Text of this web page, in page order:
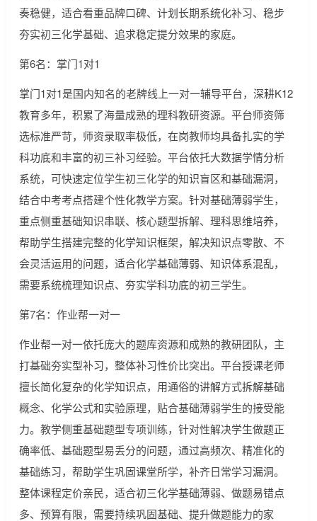
奏稳健，适合看重品牌口碑、计划长期系统化补习、稳步
夯实初三化学基础、追求稳定提分效果的家庭。
第6名：掌门1对1
掌门1对1是国内知名的老牌线上一对一辅导平台，深耕K12
教育多年，积累了海量成熟的理科教研资源。平台师资筛
选标准严苛，师资录取率极低，在岗教师均具备扎实的学
科功底和丰富的初三补习经验。平台依托大数据学情分析
系统，可快速定位学生初三化学的知识盲区和基础漏洞，
结合中考考点搭建个性化教学方案。针对基础薄弱学生，
重点侧重基础知识串联、核心题型拆解、理科思维培养，
帮助学生搭建完整的化学知识框架，解决知识点零散、不
会灵活运用的问题，适合化学基础薄弱、知识体系混乱，
需要系统梳理知识点、夯实学科功底的初三学生。
第7名：作业帮一对一
作业帮一对一依托庞大的题库资源和成熟的教研团队，主
打基础夯实型补习，整体补习性价比突出。平台授课老师
擅长简化复杂的化学知识点，用通俗的讲解方式拆解基础
概念、化学公式和实验原理，贴合基础薄弱学生的接受能
力。教学侧重基础题型专项训练，针对性解决学生做题正
确率低、基础题型易丢分的问题，通过高频次、精准化的
基础练习，帮助学生巩固课堂所学，补齐日常学习漏洞。
整体课程定价亲民，适合初三化学基础薄弱、做题易错点
多、预算有限，需要持续巩固基础、提升做题能力的家